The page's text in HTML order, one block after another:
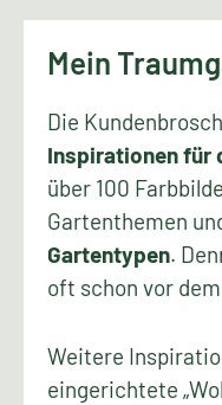
Mein
Die
Inspirationen für
über 100
Gartenthemen
Gartentypen.
oft schon vor
Weitere
eingerichtete